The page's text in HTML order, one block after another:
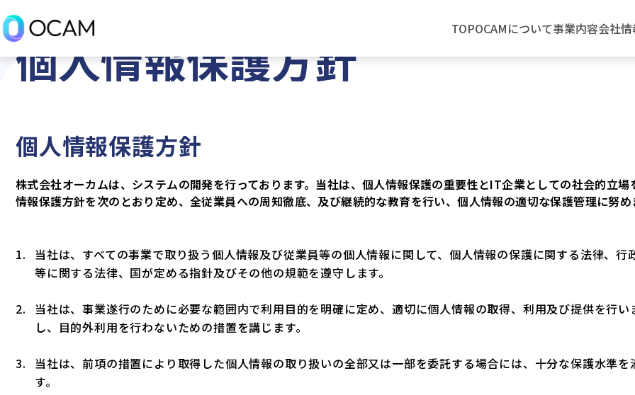
TOPOCAMについて事業内容会社
Privacy policy
個人情報保護方針
個人情報保護方針
株式会社オーカムは、システムの開発を行っております。当社は、個人情報保護の重要性とIT企業としての社会的立
情報保護方針を次のとおり定め、全従業員への周知徹底、及び継続的な教育を行い、個人情報の適切な保護管理に努め
当社は、すべての事業で取り扱う個人情報及び従業員等の個人情報に関して、個人情報の保護に関する法律、
等に関する法律、国が定める指針及びその他の規範を遵守します。
当社は、事業遂行のために必要な範囲内で利用目的を明確に定め、適切に個人情報の取得、利用及び提供を行
し、目的外利用を行わないための措置を講じます。
当社は、前項の措置により取得した個人情報の取り扱いの全部又は一部を委託する場合には、十分な保護水準
す。